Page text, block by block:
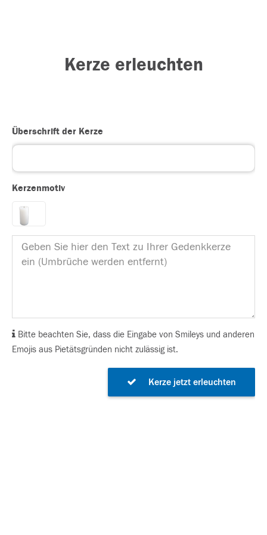
Kerze erleuchten
Überschrift der Kerze
Kerzenmotiv
Bitte beachten Sie, dass die Eingabe von Smileys und anderen
Emojis aus Pietätsgründen nicht zulässig ist.
Kerze jetzt erleuchten